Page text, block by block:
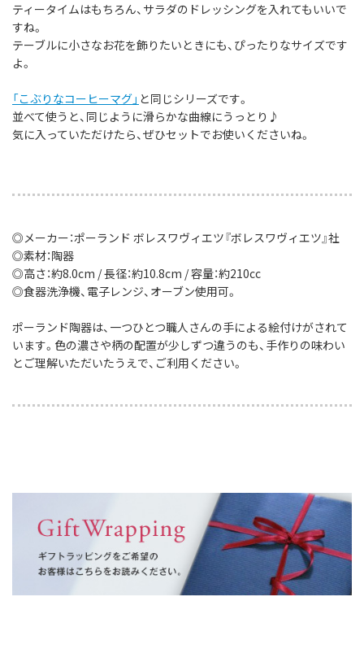
ティータイムはもちろん、サラダのドレッシングを入れてもいいで
すね。
テーブルに小さなお花を飾りたいときにも、ぴったりなサイズです
よ。
「こぶりなコーヒーマグ」 と同じシリーズです。
並べて使うと、同じように滑らかな曲線にうっとり♪
気に入っていただけたら、ぜひセットでお使いくださいね。
◎メーカー：ポーランド ボレスワヴィエツ『ボレスワヴィエツ』社
◎素材：陶器
◎高さ：約8.0cm / 長径：約10.8cm / 容量：約210cc
◎食器洗浄機、電子レンジ、オーブン使用可。
ポーランド陶器は、一つひとつ職人さんの手による絵付けがされて
います。色の濃さや柄の配置が少しずつ違うのも、手作りの味わい
とご理解いただいたうえで、ご利用ください。